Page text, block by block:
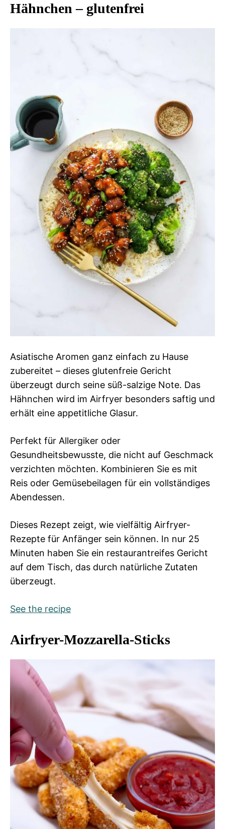
Hähnchen – glutenfrei
Asiatische Aromen ganz einfach zu Hause
zubereitet – dieses glutenfreie Gericht
überzeugt durch seine süß-salzige Note. Das
Hähnchen wird im Airfryer besonders saftig und
erhält eine appetitliche Glasur.
Perfekt für Allergiker oder
Gesundheitsbewusste, die nicht auf Geschmack
verzichten möchten. Kombinieren Sie es mit
Reis oder Gemüsebeilagen für ein vollständiges
Abendessen.
Dieses Rezept zeigt, wie vielfältig Airfryer-
Rezepte für Anfänger sein können. In nur 25
Minuten haben Sie ein restaurantreifes Gericht
auf dem Tisch, das durch natürliche Zutaten
überzeugt.
See the recipe
Airfryer-Mozzarella-Sticks